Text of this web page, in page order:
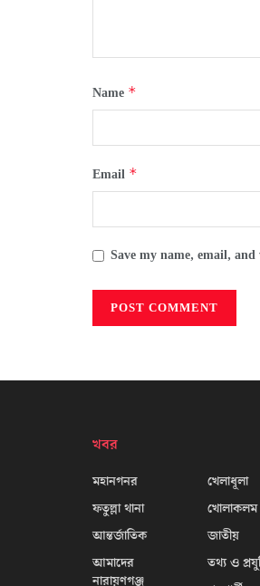
Name *
Email *
Save my name, email,
খবর
মহানগনর
ফতুল্লা থানা
আন্তর্জাতিক
আমাদের
নারায়ণগঞ্জ
খেলাধূলা
খোলাকলম
জাতীয়
তথ্য ও